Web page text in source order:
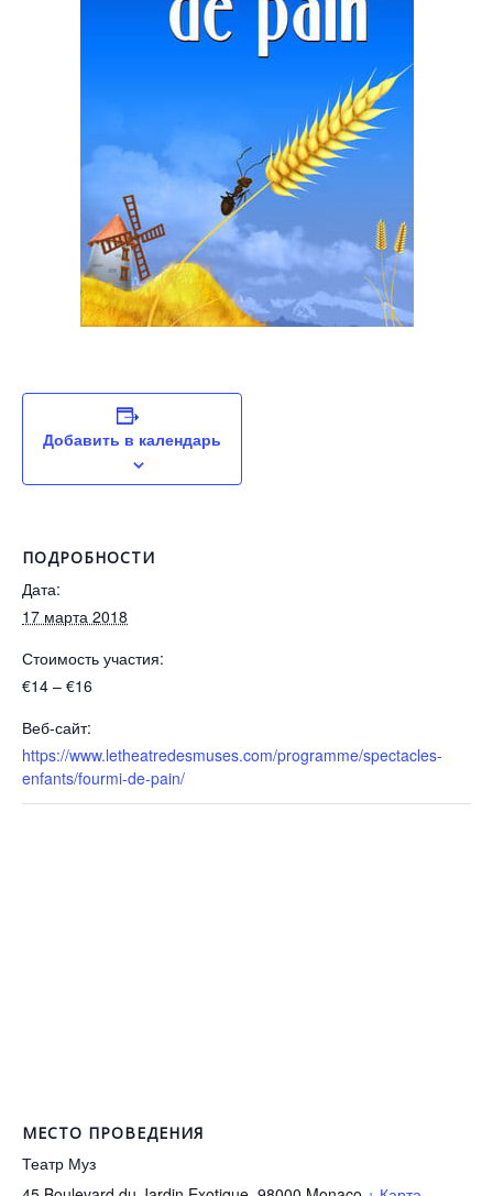
Добавить в календарь
ПОДРОБНОСТИ
Дата:
17 марта 2018
Стоимость участия:
€14 – €16
Веб-сайт:
https://www.letheatredesmuses.com/programme/spectacles-
enfants/fourmi-de-pain/
МЕСТО ПРОВЕДЕНИЯ
Театр Муз